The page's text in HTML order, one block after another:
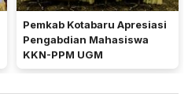
Pemkab Kotabaru Apresiasi
Pengabdian Mahasiswa
KKN-PPM UGM